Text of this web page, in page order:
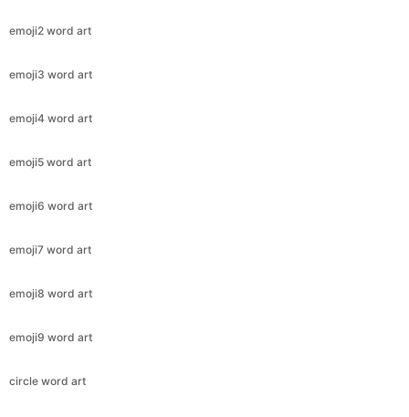
emoji2 word art
emoji3 word art
emoji4 word art
emoji5 word art
emoji6 word art
emoji7 word art
emoji8 word art
emoji9 word art
circle word art